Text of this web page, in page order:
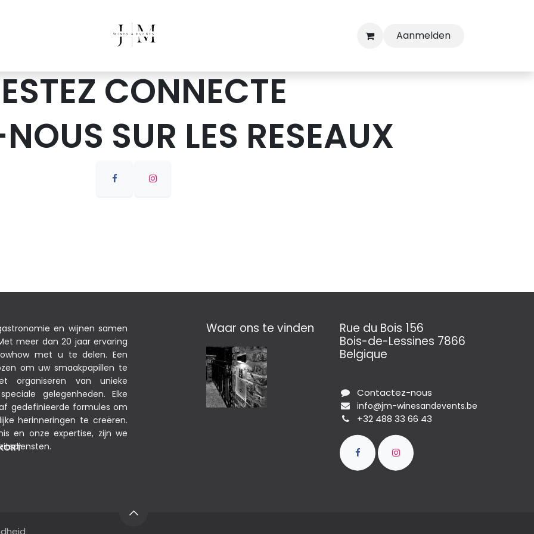
Aanmelden
CONNECTE
SUR LES RESEAUX
Rue du Bois 156
Bois-de-Lessines 7866
Belgique
Contactez-nous
info@jm-winesandevents.be
+32 488 33 66 43
Waar ons te vinden
en wijnen samen
meer dan 20 jaar ervaring
met u te delen. Een
om uw smaakpapillen te
organiseren van unieke
gelegenheden. Elke
gedefinieerde formules om
herinneringen te creëren.
en onze expertise, zijn we